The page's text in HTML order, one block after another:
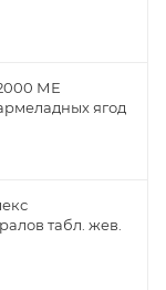
МЕ
ягод
табл. жев.